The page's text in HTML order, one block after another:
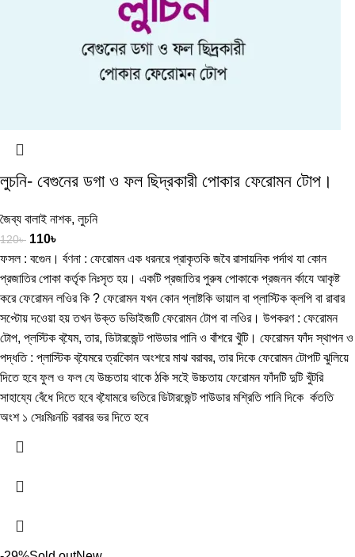
লুচনি- বেগুনের ডগা ও ফল ছিদ্রকারী পোকার ফেরোমন টোপ।
জৈব্য বালাই নাশক, লুচনি
120৳ 110৳
ফসল : বগেুন। র্বণনা : ফেরোমন এক ধরনরে প্রাকৃতকি জবৈ রাসায়নিক পর্দাথ যা কোন
প্রজাতির পোকা কর্তৃক নিঃসৃত হয়। একটি প্রজাতির পুরুষ পোকাকে প্রজনন র্কাযে আকৃষ্ট
করে ফেরোমন লওির কি ? ফেরোমন যখন কোন প্লাষ্টকি ভায়াল বা প্লাস্টিক ক্লপি বা রাবার
সপ্টোয় দওেয়া হয় তখন উক্ত ডভিাইজটি ফেরোমন টোপ বা লওির। উপকরণ : ফেরোমন
টোপ, প্লস্টিক বযৈ়ম, তার, ডিটারজেন্ট পাউডার পানি ও বাঁশরে খুঁটি। ফেরোমন ফাঁদ স্থাপন ও
পদ্ধতি : প্লাস্টিক বযৈ়মরে ত্রকিোন অংশরে মাঝ বরাবর, তার দিকে ফেরোমন টোপটি ঝুলিয়ে
দিতে হবে ফুল ও ফল যে উচ্চতায় থাকে ঠকি সইে উচ্চতায় ফেরোমন ফাঁদটি দুটি খুঁটরি
সাহায্যে বেঁধে দিতে হবে বযৈ়ামরে ভতিরে ডিটারজেন্ট পাউডার মশ্রিতি পানি দিকে র্কততি
অংশ ১ সেঃমিঃনচি বরাবর ভর দিতে হবে